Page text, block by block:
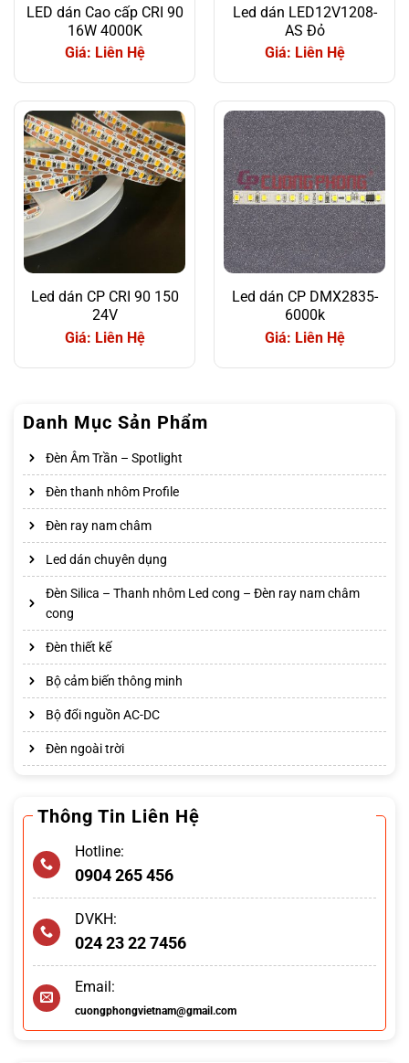
LED dán Cao cấp CRI 90
16W 4000K
Giá: Liên Hệ
Led dán LED12V1208-
AS Đỏ
Giá: Liên Hệ
Led dán CP CRI 90 150
24V
Giá: Liên Hệ
Led dán CP DMX2835-
6000k
Giá: Liên Hệ
Danh Mục Sản Phẩm
Đèn Âm Trần – Spotlight
Đèn thanh nhôm Profile
Đèn ray nam châm
Led dán chuyên dụng
Đèn Silica – Thanh nhôm Led cong – Đèn ray nam châm
cong
Đèn thiết kế
Bộ cảm biến thông minh
Bộ đổi nguồn AC-DC
Đèn ngoài trời
Thông Tin Liên Hệ
Hotline:
0904 265 456
DVKH:
024 23 22 7456
Email:
cuongphongvietnam@gmail.com